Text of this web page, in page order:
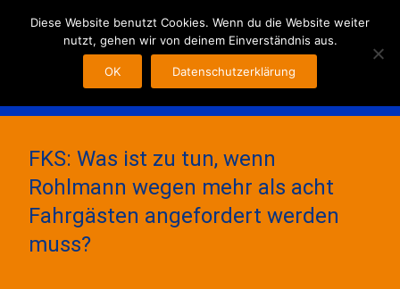
FKS: Was ist zu tun, wenn
Rohlmann wegen mehr als acht
Fahrgästen angefordert werden
muss?
MENU
Diese Website benutzt Cookies. Wenn du die Website weiter
nutzt, gehen wir von deinem Einverständnis aus.
OK Datenschutzerklärung